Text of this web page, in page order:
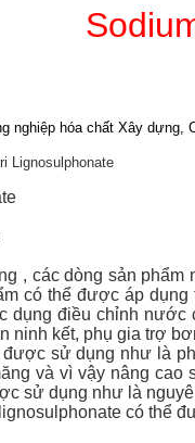
nghiệp hóa chất Xây
Lignosulphonate
, các dòng sản
có thể được áp
dụng điều chỉnh nước
ninh kết, phụ gia trợ
sử dụng như là
và vì vậy nâng
sử dụng như là
có thể